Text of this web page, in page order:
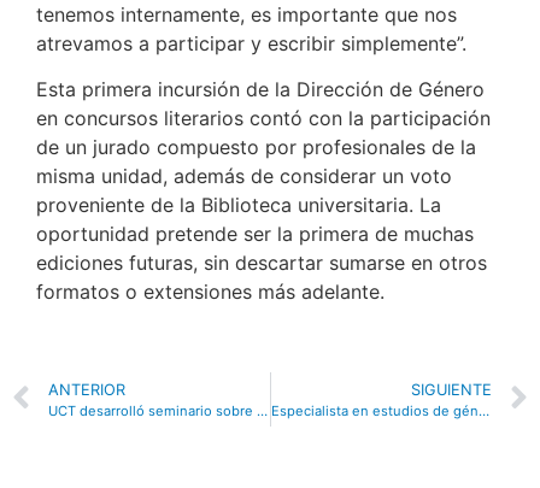
tenemos internamente, es importante que nos
atrevamos a participar y escribir simplemente”.
Esta primera incursión de la Dirección de Género
en concursos literarios contó con la participación
de un jurado compuesto por profesionales de la
misma unidad, además de considerar un voto
proveniente de la Biblioteca universitaria. La
oportunidad pretende ser la primera de muchas
ediciones futuras, sin descartar sumarse en otros
formatos o extensiones más adelante.
ANTERIOR
UCT desarrolló seminario sobre Derecho y Género con destacados expositores
SIGUIENTE
Especialista en estudios de género de la UNAM culminó agenda de actividades en la UCT